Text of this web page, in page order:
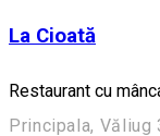
La Cioată
Restaurant cu
Principala, Văliug